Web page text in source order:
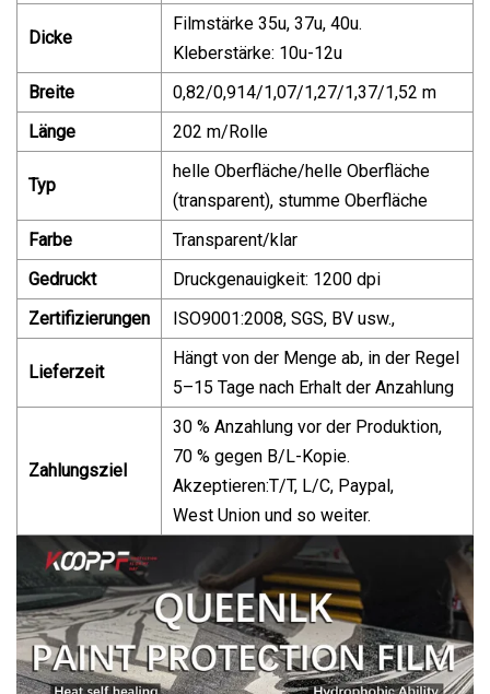
Dicke
Filmstärke 35u, 37u, 40u.
Kleberstärke: 10u-12u
Breite
0,82/0,914/1,07/1,27/1,37/1,52 m
Länge
202 m/Rolle
Typ
helle Oberfläche/helle Oberfläche
(transparent), stumme Oberfläche
Farbe
Transparent/klar
Gedruckt
Druckgenauigkeit: 1200 dpi
Zertifizierungen
ISO9001:2008, SGS, BV usw.,
Lieferzeit
Hängt von der Menge ab, in der Regel
5–15 Tage nach Erhalt der Anzahlung
Zahlungsziel
30 % Anzahlung vor der Produktion,
70 % gegen B/L-Kopie.
Akzeptieren:T/T, L/C, Paypal,
West Union und so weiter.